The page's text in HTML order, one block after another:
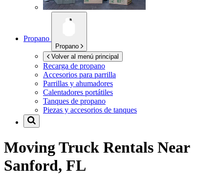
Propano
Propano
Volver al menú principal
Recarga de propano
Accesorios para parrilla
Parrillas y ahumadores
Calentadores portátiles
Tanques de propano
Piezas y accesorios de tanques
Moving Truck Rentals Near
Sanford, FL